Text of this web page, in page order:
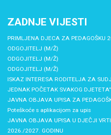
ZADNJE VIJESTI
PRIMLJENA DJECA ZA PEDAGOŠKU
ODGOJITELJ (M/Ž)
ODGOJITELJ (M/Ž)
ODGOJITELJ (M/Ž)
ISKAZ INTERESA RODITELJA ZA
JEDNAK POČETAK SVAKOG DJETETA”
JAVNA OBJAVA UPISA ZA
Poteškoće s aplikacijom za upis
JAVNA OBJAVA UPISA U DJEČJI
2026./2027. GODINU